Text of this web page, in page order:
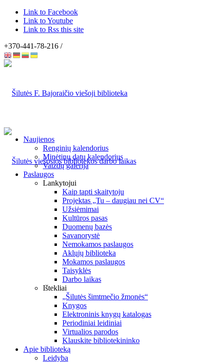
Link to Facebook
Link to Youtube
Link to Rss this site
+370-441-78-216 /
Naujienos
Renginių kalendorius
Minėtinų datų kalendorius
Vaizdų galerija
Paslaugos
Lankytojui
Kaip tapti skaitytoju
Projektas „Tu – daugiau nei CV“
Užsiėmimai
Kultūros pasas
Duomenų bazės
Savanorystė
Nemokamos paslaugos
Aklųjų biblioteka
Mokamos paslaugos
Taisyklės
Darbo laikas
Ištekliai
„Šilutės šimtmečio žmonės“
Knygos
Elektroninis knygų katalogas
Periodiniai leidiniai
Virtualios parodos
Klauskite bibliotekininko
Apie biblioteką
Leidyba